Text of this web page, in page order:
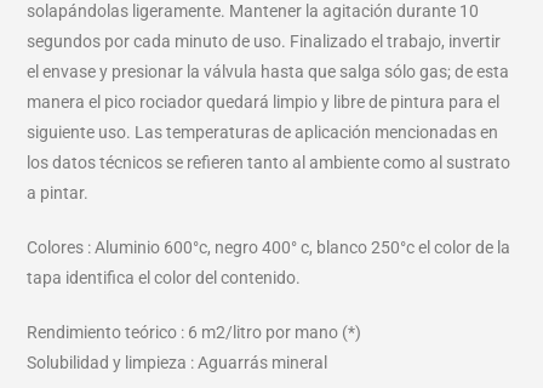
solapándolas ligeramente. Mantener la agitación durante 10
segundos por cada minuto de uso. Finalizado el trabajo, invertir
el envase y presionar la válvula hasta que salga sólo gas; de esta
manera el pico rociador quedará limpio y libre de pintura para el
siguiente uso. Las temperaturas de aplicación mencionadas en
los datos técnicos se refieren tanto al ambiente como al sustrato
a pintar.
Colores : Aluminio 600°c, negro 400° c, blanco 250°c el color de la
tapa identifica el color del contenido.
Rendimiento teórico : 6 m2/litro por mano (*)
Solubilidad y limpieza : Aguarrás mineral